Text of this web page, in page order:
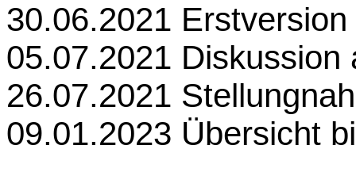
30.06.2021 Erstversion
05.07.2021 Diskussion
26.07.2021
09.01.2023 Übersicht